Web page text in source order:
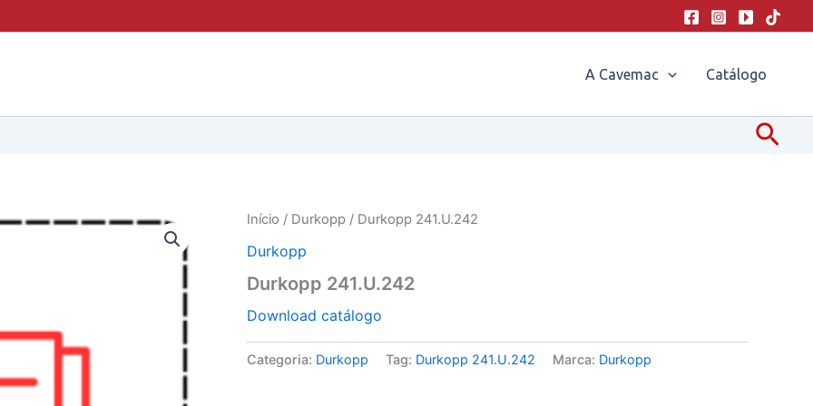
A Cavemac Catálogo
Início / Durkopp / Durkopp 241.U.242
Durkopp
Durkopp 241.U.242
Download catálogo
Categoria: Durkopp Tag: Durkopp 241.U.242 Marca: Durkopp